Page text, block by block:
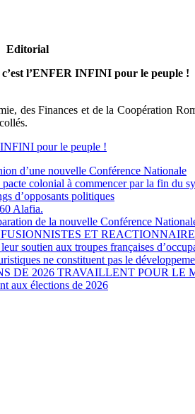
Editorial
l’ENFER INFINI pour le peuple !
des Finances et de la Coopération
pour le peuple !
d’une nouvelle Conférence Nationale
colonial à commencer par la fin du
d’opposants politiques
Alafia.
de la nouvelle Conférence
ET
soutien aux troupes françaises
ne constituent pas le
DE 2026 TRAVAILLENT POUR
aux élections de 2026